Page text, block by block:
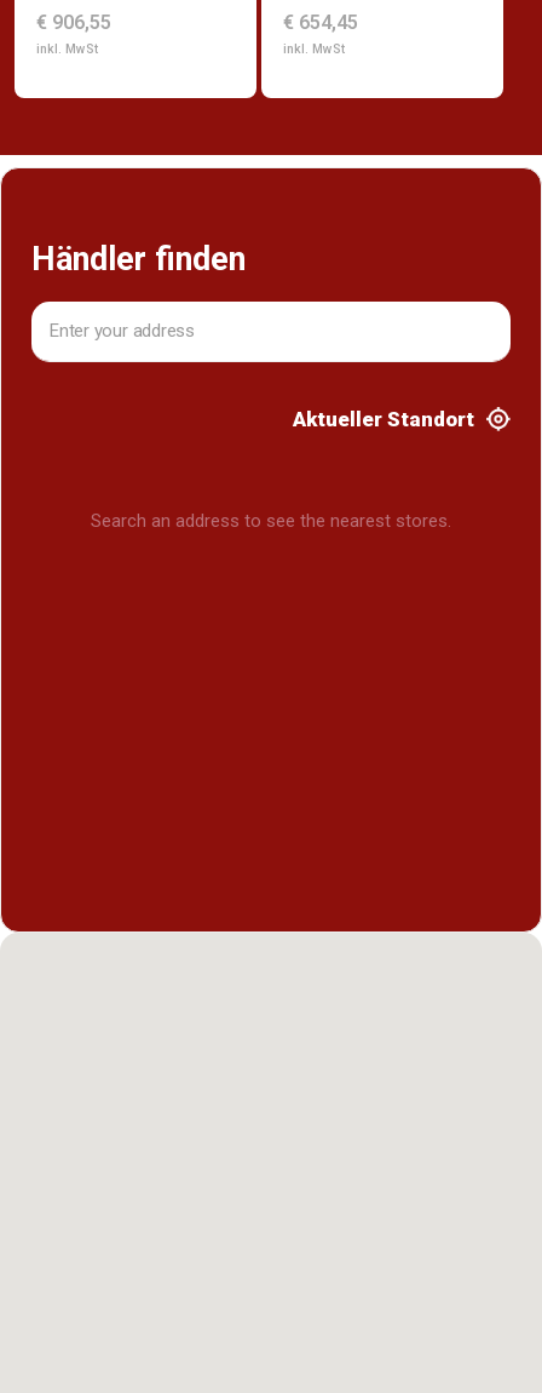
€ 906,55
inkl. MwSt
€ 654,45
inkl. MwSt
Händler finden
Aktueller Standort
Search an address to see the nearest stores.